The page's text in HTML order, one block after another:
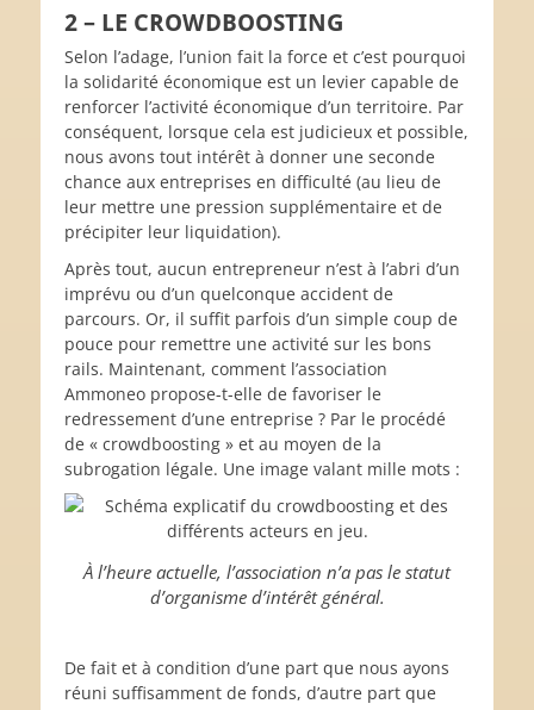
2 – LE CROWDBOOSTING
Selon l’adage, l’union fait la force et c’est pourquoi
la solidarité économique est un levier capable de
renforcer l’activité économique d’un territoire. Par
conséquent, lorsque cela est judicieux et possible,
nous avons tout intérêt à donner une seconde
chance aux entreprises en difficulté (au lieu de
leur mettre une pression supplémentaire et de
précipiter leur liquidation).
Après tout, aucun entrepreneur n’est à l’abri d’un
imprévu ou d’un quelconque accident de
parcours. Or, il suffit parfois d’un simple coup de
pouce pour remettre une activité sur les bons
rails. Maintenant, comment l’association
Ammoneo propose-t-elle de favoriser le
redressement d’une entreprise ? Par le procédé
de « crowdboosting » et au moyen de la
subrogation légale. Une image valant mille mots :
À l’heure actuelle, l’association n’a pas le statut
d’organisme d’intérêt général.
De fait et à condition d’une part que nous ayons
réuni suffisamment de fonds, d’autre part que